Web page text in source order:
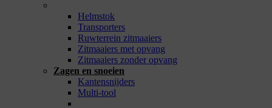
Helmstok
Transporters
Ruwterrein zitmaaiers
Zitmaaiers met opvang
Zitmaaiers zonder opvang
Zagen en snoeien
Kantensnijders
Multi-tool